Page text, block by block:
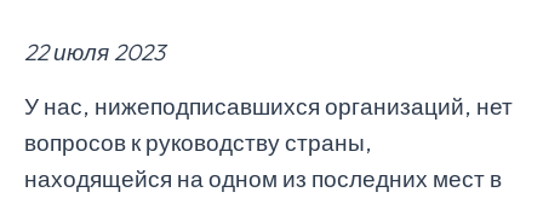
22 июля 2023
У нас, нижеподписавшихся организаций, нет
вопросов к руководству страны,
находящейся на одном из последних мест в